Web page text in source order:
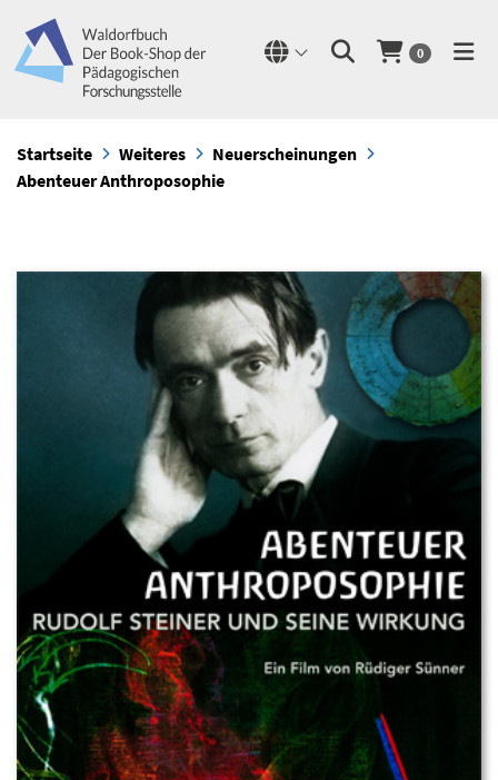
0
Startseite Weiteres
Neuerscheinungen
Abenteuer Anthroposophie